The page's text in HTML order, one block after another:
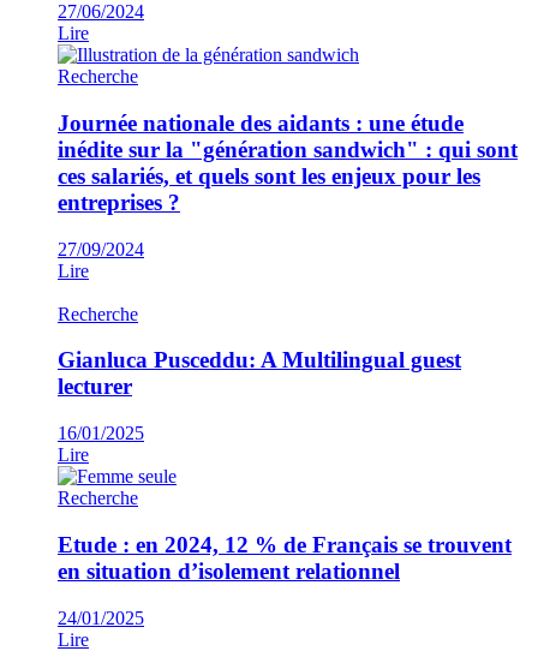
27/06/2024
Lire
Recherche
Journée nationale des aidants : une étude
inédite sur la "génération sandwich" : qui sont
ces salariés, et quels sont les enjeux pour les
entreprises ?
27/09/2024
Lire
Recherche
Gianluca Pusceddu: A Multilingual guest
lecturer
16/01/2025
Lire
Recherche
Etude : en 2024, 12 % de Français se trouvent
en situation d’isolement relationnel
24/01/2025
Lire